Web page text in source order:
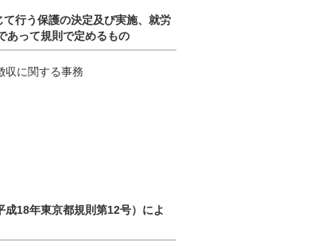
行う保護の決定及び実施、就労
あって規則で定めるもの
収に関する事務
18年東京都規則第12号）によ